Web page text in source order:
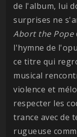
de l'album, lui
surprises ne
Abort the Pope
l'hymne de
ce titre qui
musical
violence et
respecter les
trance avec de
rugueuse